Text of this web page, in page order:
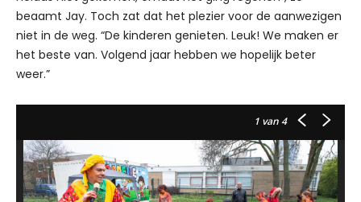
beaamt Jay. Toch zat dat het plezier voor de aanwezigen
niet in de weg. “De kinderen genieten. Leuk! We maken er
het beste van. Volgend jaar hebben we hopelijk beter
weer.”
1 van 4